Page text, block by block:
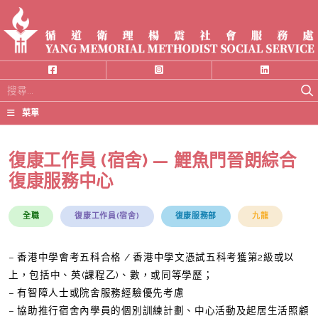
搜
尋
關
字:
菜單
復康工作員 (宿舍) — 鯉魚門晉朗綜合
復康服務中心
全職 復康工作員(宿舍) 復康服務部 九龍
– 香港中學會考五科合格 / 香港中學文憑試五科考獲第2級或以
上，包括中、英(課程乙)、數，或同等學歷；
– 有智障人士或院舍服務經驗優先考慮
– 協助推行宿舍內學員的個別訓練計劃、中心活動及起居生活照顧